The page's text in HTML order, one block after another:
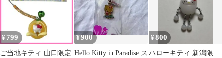
¥ 799
ご当地キティ 山口限定
¥900
Hello Kitty in Paradise ス
¥800
ハローキティ 新潟限